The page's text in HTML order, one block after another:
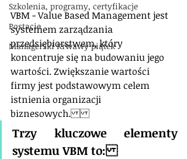
Szkolenia, programy, certyfikacje
Postacie
Managerski Krwawy piątek
VBM - Value Based Management jest
systemem zarządzania
przedsiębiorstwem, który
koncentruje się na budowaniu jego
wartości. Zwiększanie wartości
firmy jest podstawowym celem
istnienia organizacji
biznesowych.
Trzy kluczowe elementy
systemu VBM to: